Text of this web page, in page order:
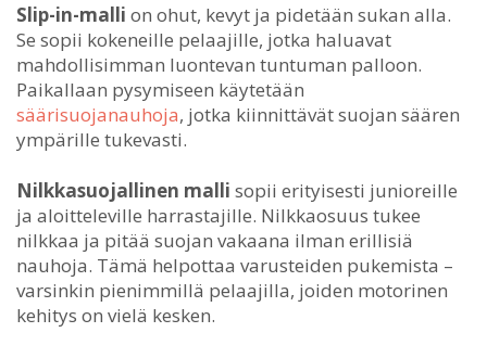
Slip-in-malli on ohut, kevyt ja pidetään sukan alla.
Se sopii kokeneille pelaajille, jotka haluavat
mahdollisimman luontevan tuntuman palloon.
Paikallaan pysymiseen käytetään
säärisuojanauhoja, jotka kiinnittävät suojan säären
ympärille tukevasti.
Nilkkasuojallinen malli sopii erityisesti junioreille
ja aloitteleville harrastajille. Nilkkaosuus tukee
nilkkaa ja pitää suojan vakaana ilman erillisiä
nauhoja. Tämä helpottaa varusteiden pukemista –
varsinkin pienimmillä pelaajilla, joiden motorinen
kehitys on vielä kesken.